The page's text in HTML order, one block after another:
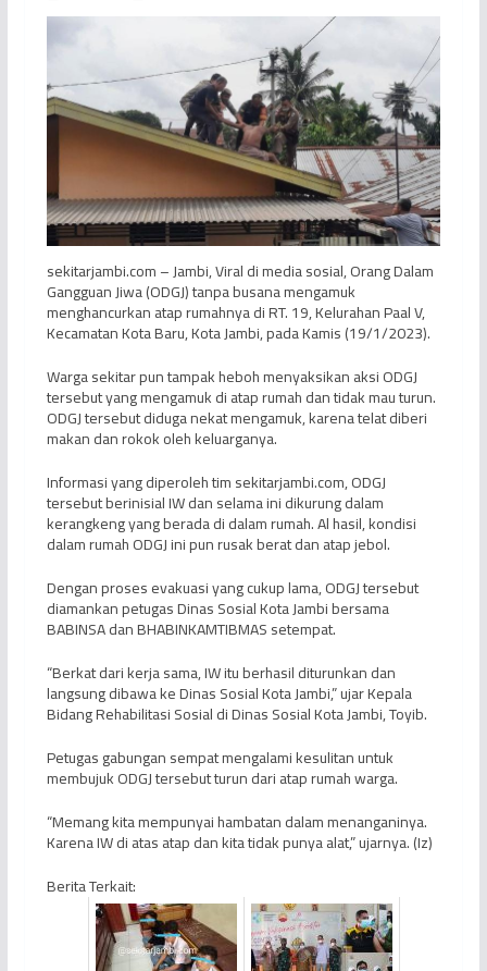
sekitarjambi.com – Jambi, Viral di media sosial, Orang Dalam
Gangguan Jiwa (ODGJ) tanpa busana mengamuk
menghancurkan atap rumahnya di RT. 19, Kelurahan Paal V,
Kecamatan Kota Baru, Kota Jambi, pada Kamis (19/1/2023).
Warga sekitar pun tampak heboh menyaksikan aksi ODGJ
tersebut yang mengamuk di atap rumah dan tidak mau turun.
ODGJ tersebut diduga nekat mengamuk, karena telat diberi
makan dan rokok oleh keluarganya.
Informasi yang diperoleh tim sekitarjambi.com, ODGJ
tersebut berinisial IW dan selama ini dikurung dalam
kerangkeng yang berada di dalam rumah. Al hasil, kondisi
dalam rumah ODGJ ini pun rusak berat dan atap jebol.
Dengan proses evakuasi yang cukup lama, ODGJ tersebut
diamankan petugas Dinas Sosial Kota Jambi bersama
BABINSA dan BHABINKAMTIBMAS setempat.
“Berkat dari kerja sama, IW itu berhasil diturunkan dan
langsung dibawa ke Dinas Sosial Kota Jambi,” ujar Kepala
Bidang Rehabilitasi Sosial di Dinas Sosial Kota Jambi, Toyib.
Petugas gabungan sempat mengalami kesulitan untuk
membujuk ODGJ tersebut turun dari atap rumah warga.
“Memang kita mempunyai hambatan dalam menanganinya.
Karena IW di atas atap dan kita tidak punya alat,” ujarnya. (Iz)
Berita Terkait: